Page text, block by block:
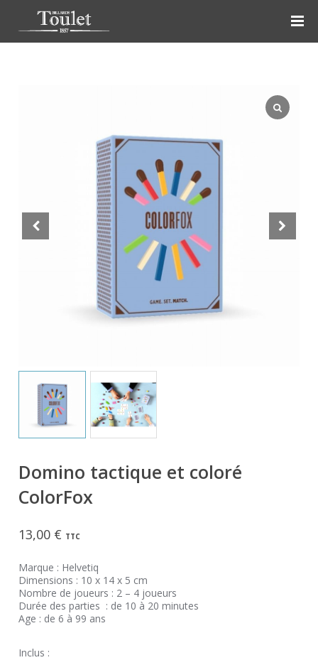
Domino tactique et coloré
ColorFox
13,00 € TTC
Marque : Helvetiq
Dimensions : 10 x 14 x 5 cm
Nombre de joueurs : 2 – 4 joueurs
Durée des parties : de 10 à 20 minutes
Age : de 6 à 99 ans
Inclus :